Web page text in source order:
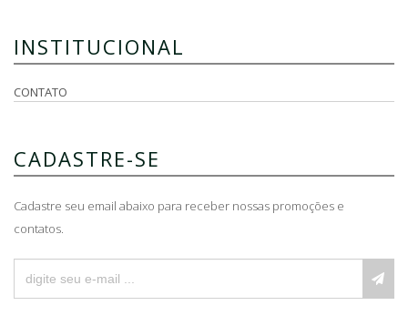
INSTITUCIONAL
CONTATO
CADASTRE-SE
Cadastre seu email abaixo para receber nossas promoções e
contatos.